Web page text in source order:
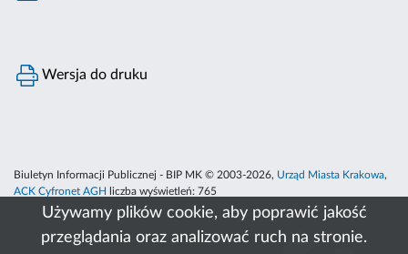
Używamy plików cookie, aby poprawić jakość
przeglądania oraz analizować ruch na stronie.
Wersja do druku
Biuletyn Informacji Publicznej - BIP MK © 2003-2026, Urząd Miasta Krakowa,
ACK Cyfronet AGH
liczba wyświetleń: 765